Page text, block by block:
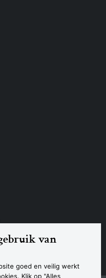
van
goed en veilig werkt
Klik op "Alles